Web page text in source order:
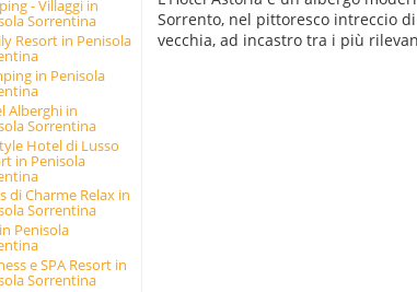
- Villaggi in
Sorrentina
Resort in Penisola
in Penisola
Alberghi in
Sorrentina
Hotel di Lusso
in Penisola
di Charme Relax in
Sorrentina
Penisola
e SPA Resort in
Sorrentina
Sorrento, nel pittoresco intreccio
vecchia, ad incastro tra i più